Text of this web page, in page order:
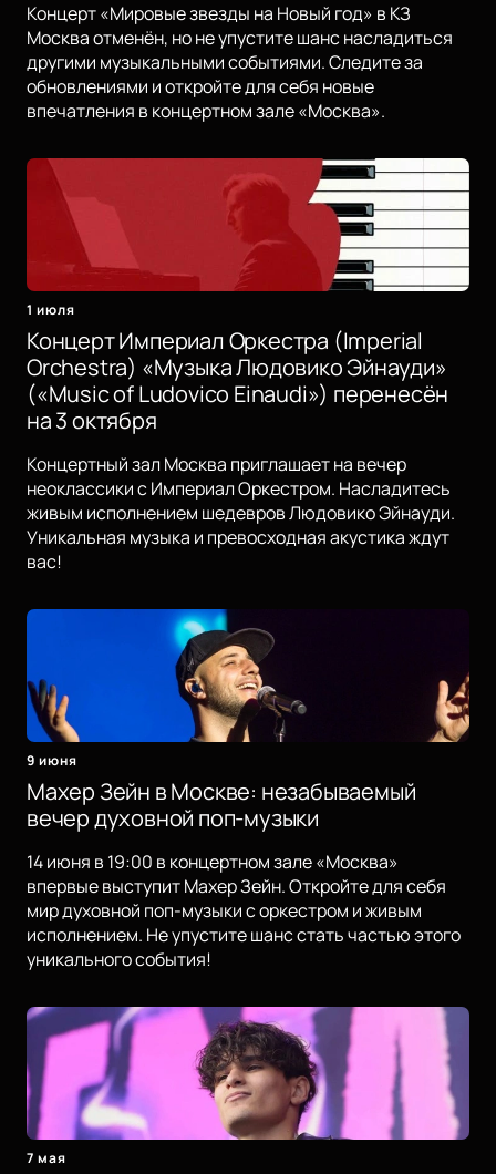
Концерт «Мировые звезды на Новый год» в КЗ
Москва отменён, но не упустите шанс насладиться
другими музыкальными событиями. Следите за
обновлениями и откройте для себя новые
впечатления в концертном зале «Москва».
1 июля
Концерт Империал Оркестра (Imperial
Orchestra) «Музыка Людовико Эйнауди»
(«Music of Ludovico Einaudi») перенесён
на 3 октября
Концертный зал Москва приглашает на вечер
неоклассики с Империал Оркестром. Насладитесь
живым исполнением шедевров Людовико Эйнауди.
Уникальная музыка и превосходная акустика ждут
вас!
9 июня
Махер Зейн в Москве: незабываемый
вечер духовной поп-музыки
14 июня в 19:00 в концертном зале «Москва»
впервые выступит Махер Зейн. Откройте для себя
мир духовной поп-музыки с оркестром и живым
исполнением. Не упустите шанс стать частью этого
уникального события!
7 мая